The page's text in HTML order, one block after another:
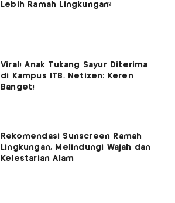
Lebih Ramah Lingkungan?
Viral! Anak Tukang Sayur Diterima
di Kampus ITB, Netizen: Keren
Banget!
Rekomendasi Sunscreen Ramah
Lingkungan, Melindungi Wajah dan
Kelestarian Alam